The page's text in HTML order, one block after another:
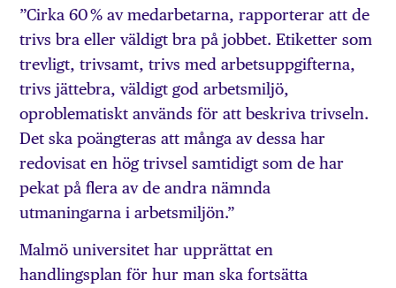
”Cirka 60 % av medarbetarna, rapporterar att de
trivs bra eller väldigt bra på jobbet. Etiketter som
trevligt, trivsamt, trivs med arbetsuppgifterna,
trivs jättebra, väldigt god arbetsmiljö,
oproblematiskt används för att beskriva trivseln.
Det ska poängteras att många av dessa har
redovisat en hög trivsel samtidigt som de har
pekat på flera av de andra nämnda
utmaningarna i arbetsmiljön.”
Malmö universitet har upprättat en
handlingsplan för hur man ska fortsätta